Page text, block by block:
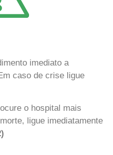
imediato a
caso de crise ligue
o hospital mais
ligue imediatamente